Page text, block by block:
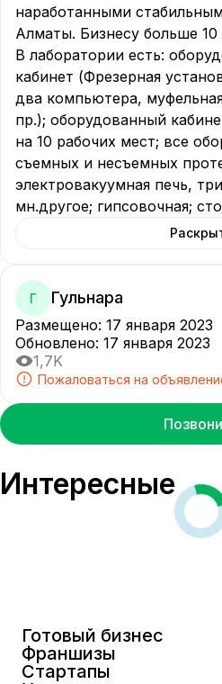
наработанными
Алматы. Бизнесу больше 10
В лаборатории есть:
кабинет (Фрезерная
два компьютера,
пр.); оборудованный
на 10 рабочих мест; все
съемных и несъемных
электровакуумная печь,
мн.другое; гипсовочная;
Г Гульнара
Размещено: 17 января 2023
Обновлено: 17 января 2023
1,7K
Пожаловаться на
Интересные
Готовый бизнес
Франшизы
Стартапы